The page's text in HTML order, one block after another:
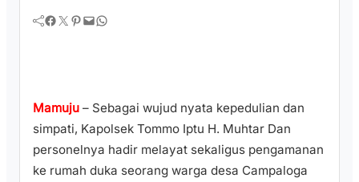
Facebook Twitter Pinterest Mail WhatsApp
Mamuju – Sebagai wujud nyata kepedulian dan
simpati, Kapolsek Tommo Iptu H. Muhtar Dan
personelnya hadir melayat sekaligus pengamanan
ke rumah duka seorang warga desa Campaloga